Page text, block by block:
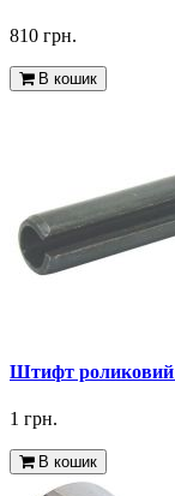
810 грн.
В кошик
Штифт роликовий
1 грн.
В кошик